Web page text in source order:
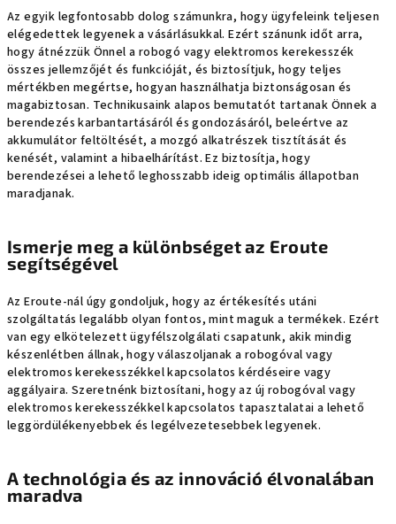
Az egyik legfontosabb dolog számunkra, hogy ügyfeleink teljesen
elégedettek legyenek a vásárlásukkal. Ezért szánunk időt arra,
hogy átnézzük Önnel a robogó vagy elektromos kerekesszék
összes jellemzőjét és funkcióját, és biztosítjuk, hogy teljes
mértékben megértse, hogyan használhatja biztonságosan és
magabiztosan. Technikusaink alapos bemutatót tartanak Önnek a
berendezés karbantartásáról és gondozásáról, beleértve az
akkumulátor feltöltését, a mozgó alkatrészek tisztítását és
kenését, valamint a hibaelhárítást. Ez biztosítja, hogy
berendezései a lehető leghosszabb ideig optimális állapotban
maradjanak.
Ismerje meg a különbséget az Eroute
segítségével
Az Eroute-nál úgy gondoljuk, hogy az értékesítés utáni
szolgáltatás legalább olyan fontos, mint maguk a termékek. Ezért
van egy elkötelezett ügyfélszolgálati csapatunk, akik mindig
készenlétben állnak, hogy válaszoljanak a robogóval vagy
elektromos kerekesszékkel kapcsolatos kérdéseire vagy
aggályaira. Szeretnénk biztosítani, hogy az új robogóval vagy
elektromos kerekesszékkel kapcsolatos tapasztalatai a lehető
leggördülékenyebbek és legélvezetesebbek legyenek.
A technológia és az innováció élvonalában
maradva